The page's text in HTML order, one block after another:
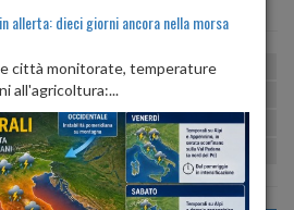
min:22º max:27º U:51%
min:27º max:31º
min: 26º max:33º U:63%-76%
min:23º max:26º U:80%
allerta: dieci giorni ancora nella morsa
città monitorate, temperature
all'agricoltura:...